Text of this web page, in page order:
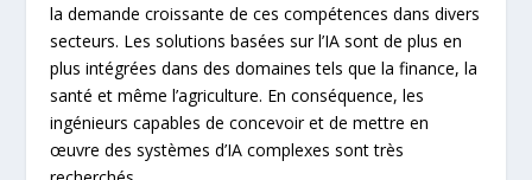
la demande croissante de ces compétences dans divers
secteurs. Les solutions basées sur l’IA sont de plus en
plus intégrées dans des domaines tels que la finance, la
santé et même l’agriculture. En conséquence, les
ingénieurs capables de concevoir et de mettre en
œuvre des systèmes d’IA complexes sont très